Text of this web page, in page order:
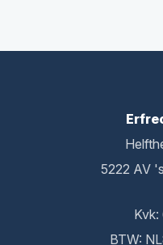
5222 AV
BTW: